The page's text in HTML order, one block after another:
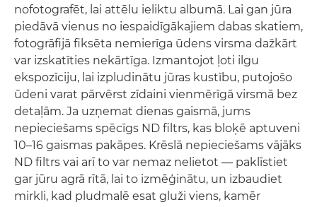
nofotografēt, lai attēlu ieliktu albumā. Lai gan jūra
piedāvā vienus no iespaidīgākajiem dabas skatiem,
fotogrāfijā fiksēta nemierīga ūdens virsma dažkārt
var izskatīties nekārtīga. Izmantojot ļoti ilgu
ekspozīciju, lai izpludinātu jūras kustību, putojošo
ūdeni varat pārvērst zīdaini vienmērīgā virsmā bez
detaļām. Ja uzņemat dienas gaismā, jums
nepieciešams spēcīgs ND filtrs, kas bloķē aptuveni
10–16 gaismas pakāpes. Krēslā nepieciešams vājāks
ND filtrs vai arī to var nemaz nelietot — paklīstiet
gar jūru agrā rītā, lai to izmēģinātu, un izbaudiet
mirkli, kad pludmalē esat gluži viens, kamēr